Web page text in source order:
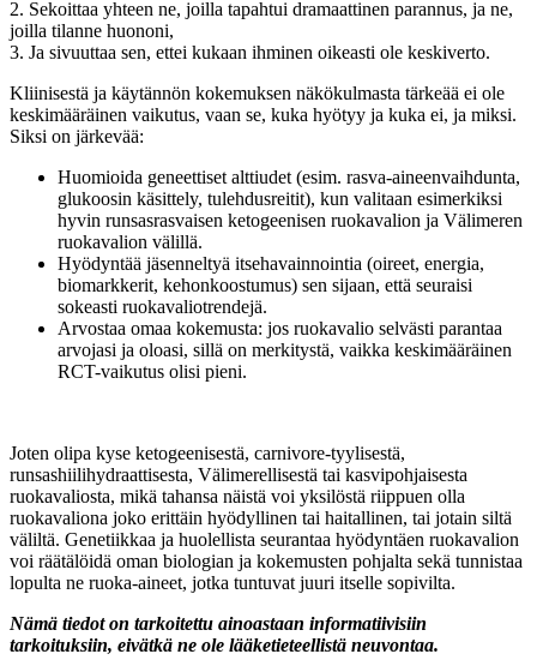
2. Sekoittaa yhteen ne, joilla tapahtui dramaattinen parannus, ja ne,
joilla tilanne huononi,
3. Ja sivuuttaa sen, ettei kukaan ihminen oikeasti ole keskiverto.
Kliinisestä ja käytännön kokemuksen näkökulmasta tärkeää ei ole
keskimääräinen vaikutus, vaan se, kuka hyötyy ja kuka ei, ja miksi.
Siksi on järkevää:
Huomioida geneettiset alttiudet (esim. rasva-aineenvaihdunta,
glukoosin käsittely, tulehdusreitit), kun valitaan esimerkiksi
hyvin runsasrasvaisen ketogeenisen ruokavalion ja Välimeren
ruokavalion välillä.
Hyödyntää jäsenneltyä itsehavainnointia (oireet, energia,
biomarkkerit, kehonkoostumus) sen sijaan, että seuraisi
sokeasti ruokavaliotrendejä.
Arvostaa omaa kokemusta: jos ruokavalio selvästi parantaa
arvojasi ja oloasi, sillä on merkitystä, vaikka keskimääräinen
RCT-vaikutus olisi pieni.
Joten olipa kyse ketogeenisestä, carnivore-tyylisestä,
runsashiilihydraattisesta, Välimerellisestä tai kasvipohjaisesta
ruokavaliosta, mikä tahansa näistä voi yksilöstä riippuen olla
ruokavaliona joko erittäin hyödyllinen tai haitallinen, tai jotain siltä
väliltä. Genetiikkaa ja huolellista seurantaa hyödyntäen ruokavalion
voi räätälöidä oman biologian ja kokemusten pohjalta sekä tunnistaa
lopulta ne ruoka-aineet, jotka tuntuvat juuri itselle sopivilta.
Nämä tiedot on tarkoitettu ainoastaan informatiivisiin
tarkoituksiin, eivätkä ne ole lääketieteellistä neuvontaa.